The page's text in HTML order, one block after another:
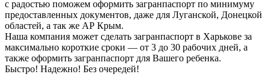
с радостью поможем оформить загранпаспорт по минимуму
предоставленных документов, даже для Луганской, Донецкой
областей, а так же АР Крым.
Наша компания может сделать загранпаспорт в Харькове за
максимально короткие сроки — от 3 до 30 рабочих дней, а
также оформить загранпаспорт для Вашего ребенка.
Быстро! Надежно! Без очередей!